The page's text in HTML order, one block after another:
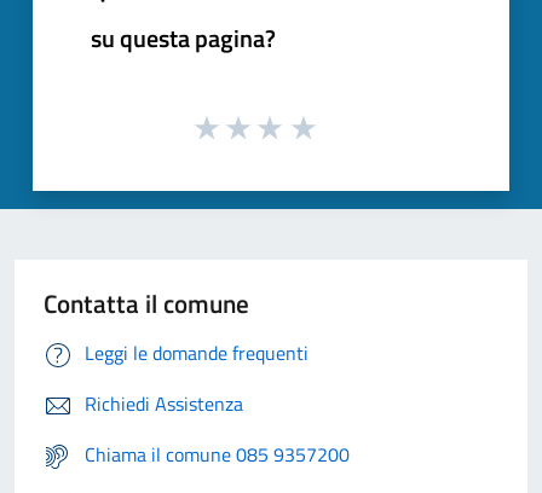
su questa pagina?
Contatta il comune
Leggi le domande frequenti
Richiedi Assistenza
Chiama il comune 085 9357200